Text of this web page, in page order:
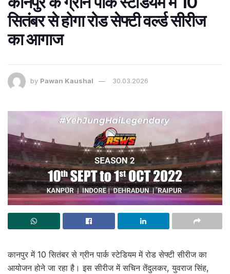
सितंबर से होगा रोड सेफ्टी वर्ल्ड सीरीज
का आगाज
by Pawan Kaushal 30.03.2026
कानपुर में 10 सितंबर से ग्रीन पार्क स्टेडियम में रोड सेफ्टी सीरीज का
आयोजन होने जा रहा है। इस सीरीज में सचिन तेंदुलकर, युवराज सिंह,